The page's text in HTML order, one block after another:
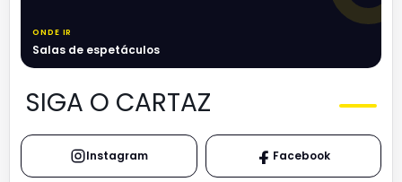
ONDE IR
Salas de espetáculos
SIGA O CARTAZ
Instagram Facebook